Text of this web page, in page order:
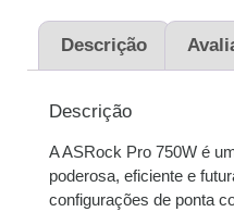
juros
juros
4x deR$ 137,94com
juros
Descrição
Descrição
A ASRock Pro 750W é
poderosa, eficiente e
configurações de ponta